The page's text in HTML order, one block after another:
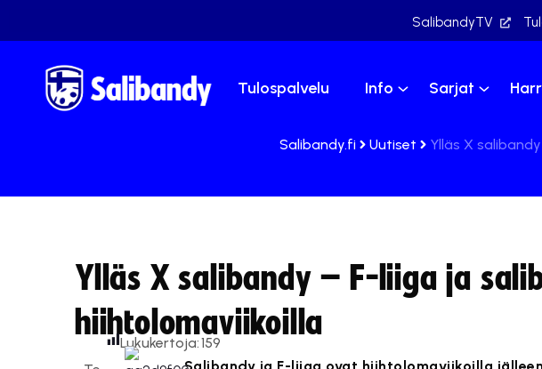
SalibandyTV
Tulospalvelu Info Sarjat
Salibandy.fi Uutiset Ylläs X
Ylläs X salibandy – F-liiga ja
hiihtolomaviikoilla
Lukukertoja:159